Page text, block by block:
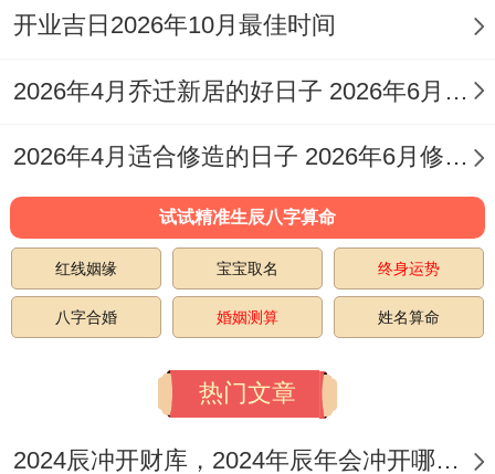
将衰 中上卦
此日为黄道吉日、特别是适宜婚嫁、订婚、
他日。
2026年11月12日星期四
农历:二零二六年十月初四 属虎
岁次:丙午年己亥月壬辰日岁煞北
甲子五行:火 十二神:平执位 值神：天牢（黑
开业吉日2026年10月最佳时间
2026年4月乔迁新居的好日子 2026年6月乔迁入宅最好的日子
2026年4月适合修造的日子 2026年6月修造吉日
试试精准生辰八字算命
红线姻缘 宝宝取名 终身运势
八字合婚 婚姻测算 姓名算命
热门文章
2024辰冲开财库，2024年辰年会冲开哪些人的财库